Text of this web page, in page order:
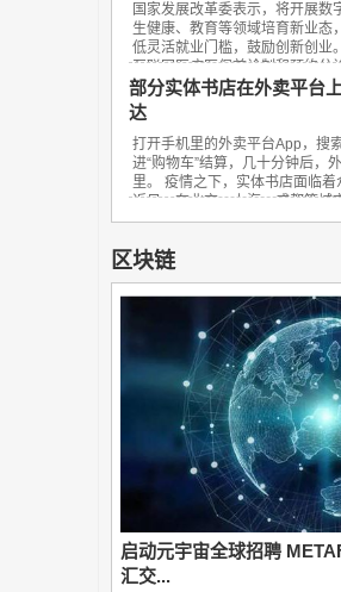
国家发展改革委表示，将开展数
生健康、教育等领域培育新业态
低灵活就业门槛，鼓励创新创业
互联网医疗医保首诊制和预约分
部分实体书店在外卖平台
达
打开手机里的外卖平台App，搜
进“购物车”结算，几十分钟后，
里。 疫情之下，实体书店面临着
近日，在北京、上海、成都等城
区块链
启动元宇宙全球招聘
汇交...